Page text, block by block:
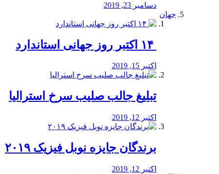
دسامبر 23, 2019
جهان
اکتبر 15, 2019
تبلیغ جالب صلیب سرخ استرالیا
اکتبر 12, 2019
برندگان جایزه نوبل فیزیک ۲۰۱۹
اکتبر 12, 2019